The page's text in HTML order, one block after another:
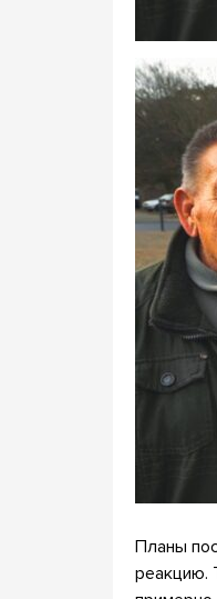
Планы
реакцию.